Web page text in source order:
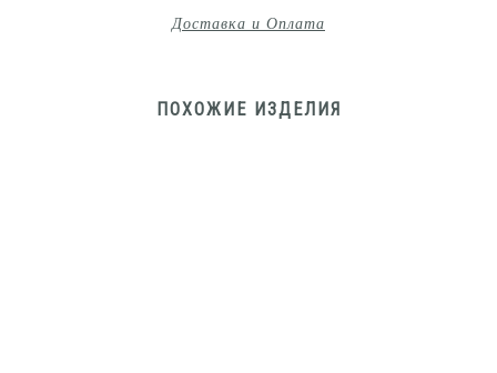
Доставка и Оплата
ПОХОЖИЕ ИЗДЕЛИЯ